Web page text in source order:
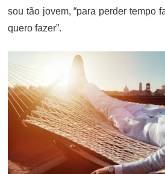
sou tão jovem, “para perder tempo
quero fazer”.